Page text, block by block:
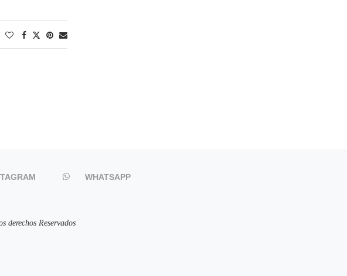
WHATSAPP
derechos Reservados